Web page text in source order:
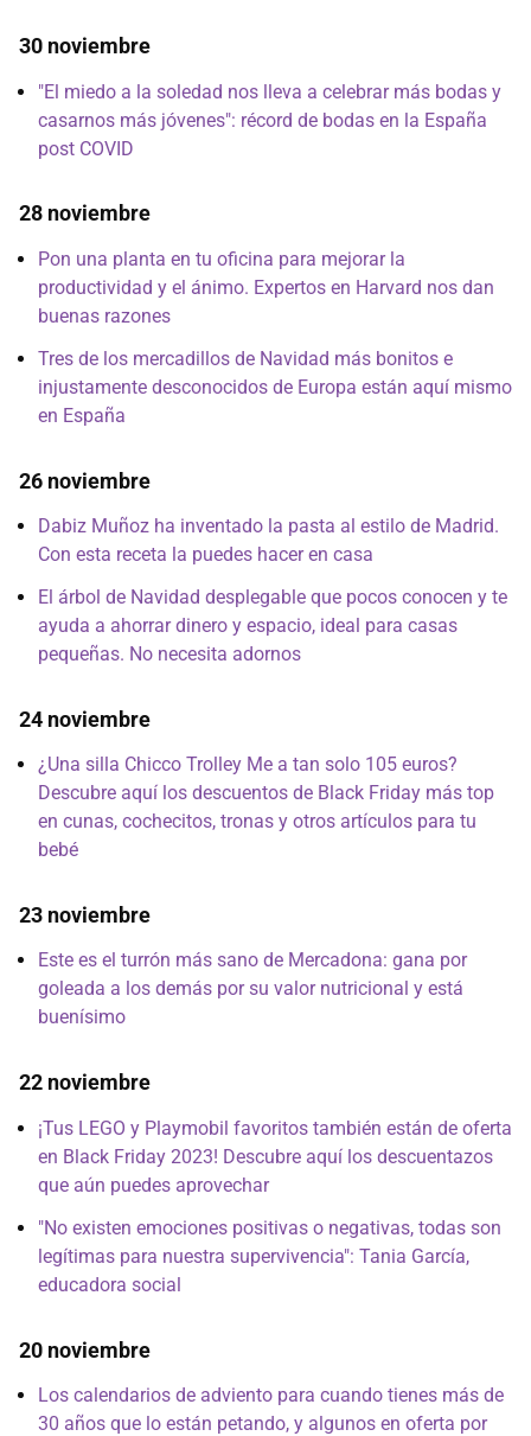
30 noviembre
"El miedo a la soledad nos lleva a celebrar más bodas y
casarnos más jóvenes": récord de bodas en la España
post COVID
28 noviembre
Pon una planta en tu oficina para mejorar la
productividad y el ánimo. Expertos en Harvard nos dan
buenas razones
Tres de los mercadillos de Navidad más bonitos e
injustamente desconocidos de Europa están aquí mismo
en España
26 noviembre
Dabiz Muñoz ha inventado la pasta al estilo de Madrid.
Con esta receta la puedes hacer en casa
El árbol de Navidad desplegable que pocos conocen y te
ayuda a ahorrar dinero y espacio, ideal para casas
pequeñas. No necesita adornos
24 noviembre
¿Una silla Chicco Trolley Me a tan solo 105 euros?
Descubre aquí los descuentos de Black Friday más top
en cunas, cochecitos, tronas y otros artículos para tu
bebé
23 noviembre
Este es el turrón más sano de Mercadona: gana por
goleada a los demás por su valor nutricional y está
buenísimo
22 noviembre
¡Tus LEGO y Playmobil favoritos también están de oferta
en Black Friday 2023! Descubre aquí los descuentazos
que aún puedes aprovechar
"No existen emociones positivas o negativas, todas son
legítimas para nuestra supervivencia": Tania García,
educadora social
20 noviembre
Los calendarios de adviento para cuando tienes más de
30 años que lo están petando, y algunos en oferta por